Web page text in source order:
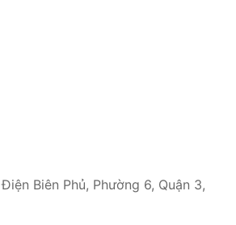
Điện Biên Phủ, Phường 6, Quận 3,